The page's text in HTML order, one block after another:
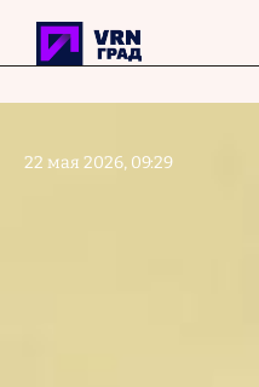
Перейти к основному
22 мая 2026, 09:29